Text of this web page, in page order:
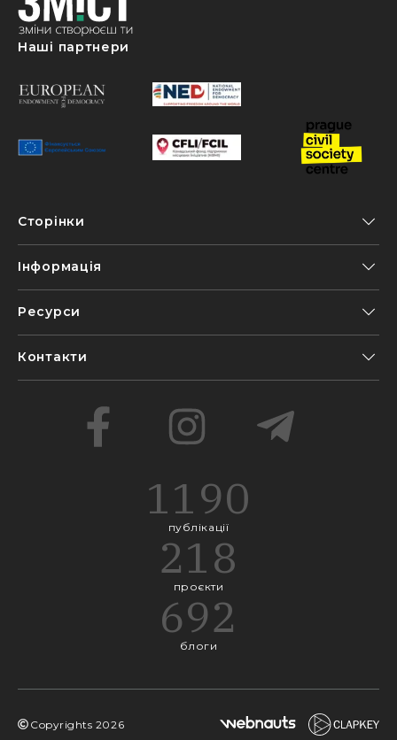
Наші партнери
Сторінки
Інформація
Ресурси
Контакти
1190
публікації
218
проєкти
692
блоги
Copyrights 2026